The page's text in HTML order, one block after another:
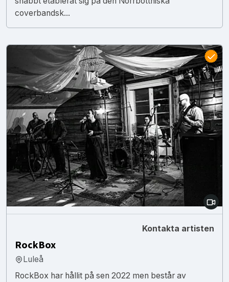
coverbandsk...
Kontakta artisten
RockBox
Luleå
RockBox har hållit på sen 2022 men består av